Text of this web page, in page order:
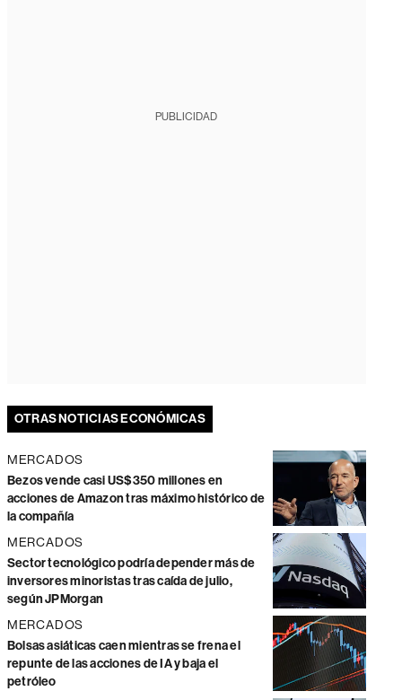
PUBLICIDAD
OTRAS NOTICIAS ECONÓMICAS
MERCADOS
Bezos vende casi US$350 millones en
acciones de Amazon tras máximo histórico de
la compañía
MERCADOS
Sector tecnológico podría depender más de
inversores minoristas tras caída de julio,
según JPMorgan
MERCADOS
Bolsas asiáticas caen mientras se frena el
repunte de las acciones de IA y baja el
petróleo